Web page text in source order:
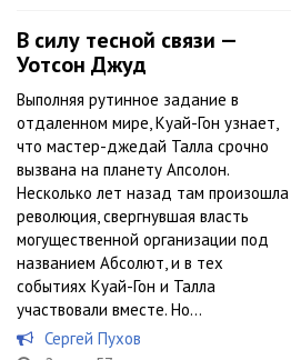
В силу тесной связи —
Уотсон Джуд
Выполняя рутинное задание в
отдаленном мире, Куай-Гон узнает,
что мастер-джедай Талла срочно
вызвана на планету Апсолон.
Несколько лет назад там произошла
революция, свергнувшая власть
могущественной организации под
названием Абсолют, и в тех
событиях Куай-Гон и Талла
участвовали вместе. Но...
Сергей Пухов